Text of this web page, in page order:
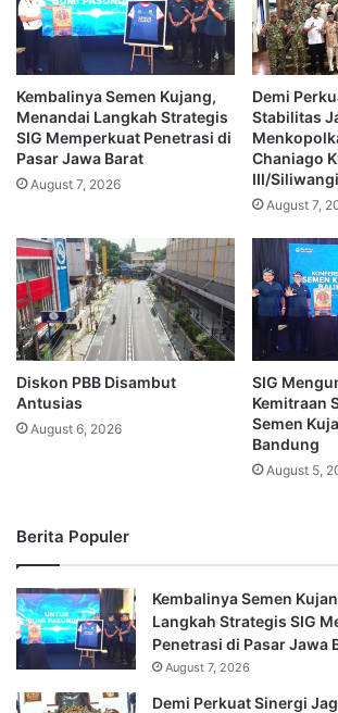
Kembalinya Semen Kujang,
Menandai Langkah Strategis
SIG Memperkuat Penetrasi di
Pasar Jawa Barat
August 7, 2026
Demi
Stabilitas
Chaniago
III/Siliwangi
August 7,
Diskon PBB Disambut
Antusias
August 6, 2026
SIG
Kemitraan
Semen
Bandung
August 5,
Berita Populer
Kembalinya Semen
Langkah Strategis SIG
Penetrasi di Pasar Jawa
August 7, 2026
Demi Perkuat Sinergi